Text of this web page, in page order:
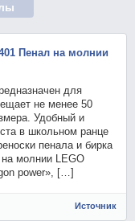
Пенал на молнии
для
не менее 50
Удобный и
в школьном ранце
пенала и бирка
молнии LEGO
power», […]
Источник